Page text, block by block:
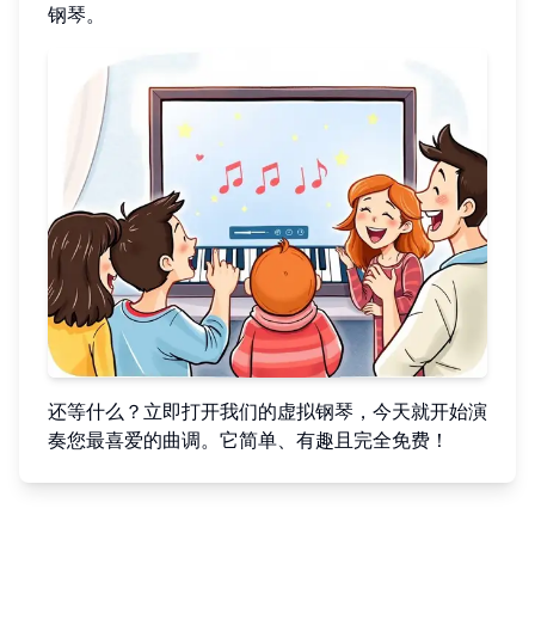
钢琴。
还等什么？立即打开我们的虚拟钢琴，今天就开始演
奏您最喜爱的曲调。它简单、有趣且完全免费！